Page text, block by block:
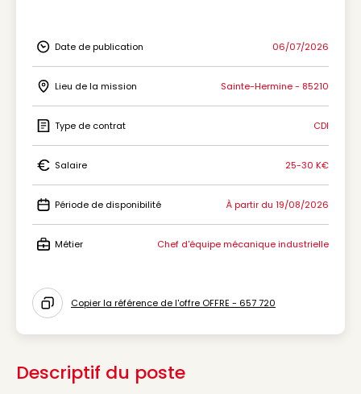
Icon Date de publication
Date de publication 06/07/2026
Icon Lieu de la mission
Lieu de la mission Sainte-Hermine - 85210
Icon Type de contrat
Type de contrat CDI
Icon Salaire
Salaire 25-30 K€
Icon Période de disponibilité
Période de disponibilité À partir du 19/08/2026
Métier Chef d'équipe mécanique industrielle
Icon copy to clipboard
Copier la référence de l'offre OFFRE - 657 720
Descriptif du poste